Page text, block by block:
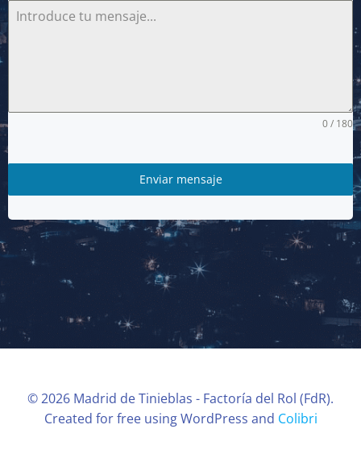
0 / 180
Enviar mensaje
© 2026 Madrid de Tinieblas - Factoría del Rol (FdR).
Created for free using WordPress and Colibri